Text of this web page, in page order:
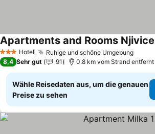
3 SterneHotel Ruhige und schöne Umgebung
Apartments and Rooms Njivice
8,4 Sehr gut 91 0.8 km vom Strand entfernt
Wähle Reisedaten aus, um die genauen
Preise zu sehen